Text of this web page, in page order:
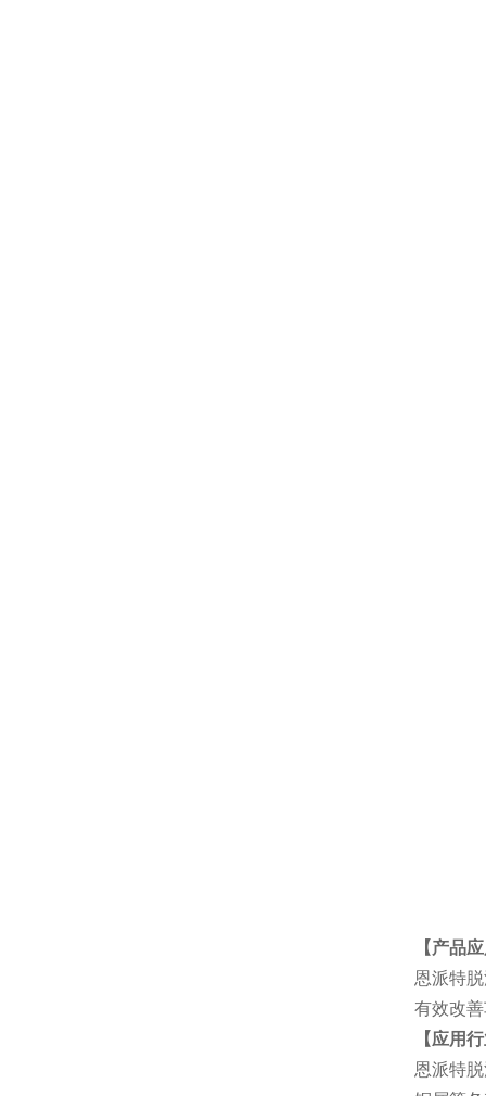
【产品
恩派特
有效改
【应用
恩派特